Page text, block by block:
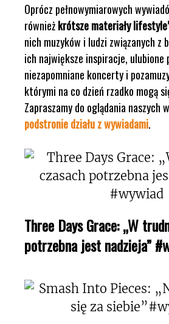
Oprócz pełnowymiarowych
równieżkrótsze materiały
nich muzyków i ludzi związanych z
ich największe inspiracje, ulubione
niezapomniane koncerty i
którymi na co dzień rzadko mogą
Zapraszamy do oglądania naszych
podstronie działu z wywiadami.
Three Days Grace: „W
potrzebna jest nadzieja”